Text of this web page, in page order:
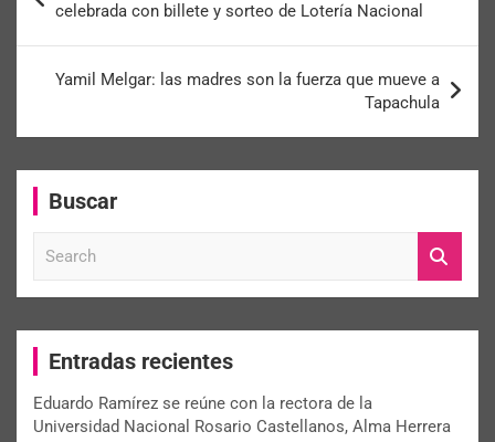
celebrada con billete y sorteo de Lotería Nacional
Yamil Melgar: las madres son la fuerza que mueve a
Tapachula
Buscar
c
Entradas recientes
Eduardo Ramírez se reúne con la rectora de la
Universidad Nacional Rosario Castellanos, Alma Herrera